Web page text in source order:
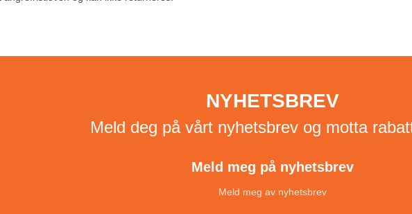
NYHETSBREV
Meld deg på vårt nyhetsbrev og motta
Meld meg på nyhetsbrev
Meld meg av nyhetsbrev